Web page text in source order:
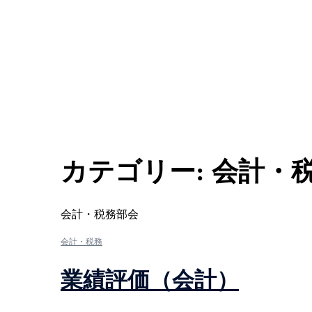
カテゴリー: 会計・
会計・税務部会
会計・税務
業績評価（会計）